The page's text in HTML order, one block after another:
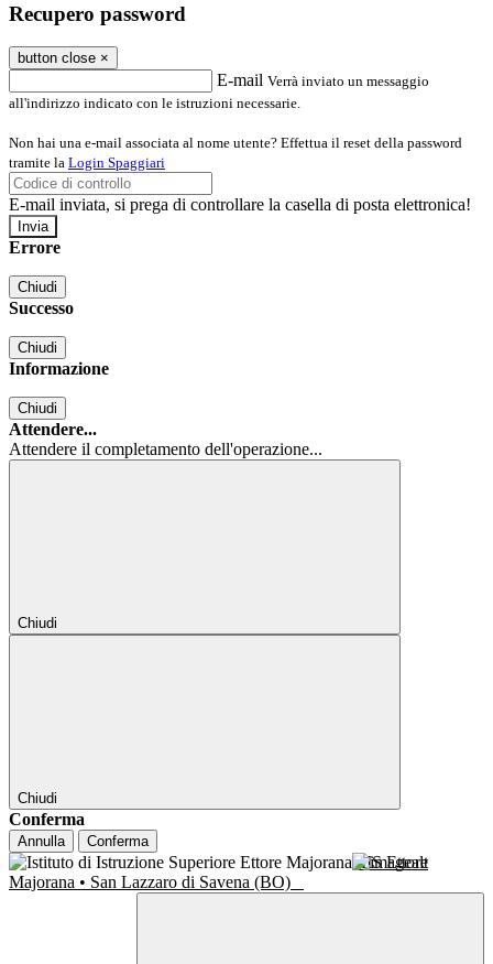
Recupero password
button close ×
E-mail Verrà inviato un messaggio
all'indirizzo indicato con le istruzioni necessarie.
Non hai una e-mail associata al nome utente? Effettua il reset della password
tramite la Login Spaggiari
E-mail inviata, si prega di controllare la casella di posta elettronica!
Errore
Chiudi
Successo
Chiudi
Informazione
Chiudi
Attendere...
Attendere il completamento dell'operazione...
Chiudi
Chiudi
Conferma
Annulla Conferma
IIS Ettore
Majorana • San Lazzaro di Savena (BO)